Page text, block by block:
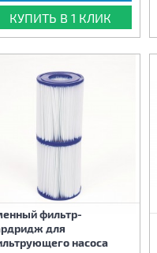
КУПИТЬ В 1 КЛИК
фильтр-
для
насоса